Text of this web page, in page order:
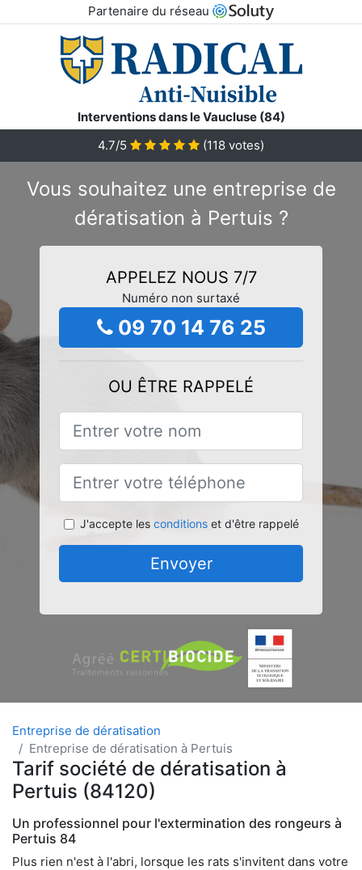
Partenaire du réseau
Interventions dans le Vaucluse (84)
4.7/5
(118 votes)
Vous souhaitez une entreprise de
dératisation à Pertuis ?
APPELEZ NOUS 7/7
Numéro non surtaxé
09 70 14 76 25
OU ÊTRE RAPPELÉ
J'accepte les conditionset d'être rappelé
Envoyer
Entreprise de dératisation
Entreprise de dératisation à Pertuis
Tarif société de dératisation à
Pertuis (84120)
Un professionnel pour l'extermination des rongeurs à
Pertuis 84
Plus rien n'est à l'abri, lorsque les rats s'invitent dans votre